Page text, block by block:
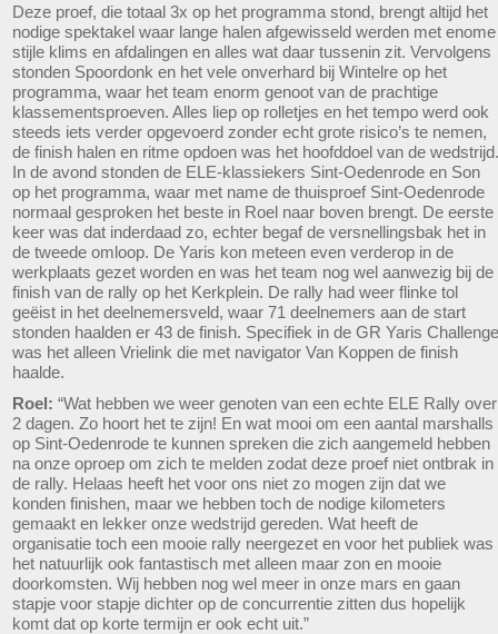
Deze proef, die totaal 3x op het programma stond, brengt altijd het
nodige spektakel waar lange halen afgewisseld werden met enome
stijle klims en afdalingen en alles wat daar tussenin zit. Vervolgens
stonden Spoordonk en het vele onverhard bij Wintelre op het
programma, waar het team enorm genoot van de prachtige
klassementsproeven. Alles liep op rolletjes en het tempo werd ook
steeds iets verder opgevoerd zonder echt grote risico’s te nemen,
de finish halen en ritme opdoen was het hoofddoel van de wedstrijd.
In de avond stonden de ELE-klassiekers Sint-Oedenrode en Son
op het programma, waar met name de thuisproef Sint-Oedenrode
normaal gesproken het beste in Roel naar boven brengt. De eerste
keer was dat inderdaad zo, echter begaf de versnellingsbak het in
de tweede omloop. De Yaris kon meteen even verderop in de
werkplaats gezet worden en was het team nog wel aanwezig bij de
finish van de rally op het Kerkplein. De rally had weer flinke tol
geëist in het deelnemersveld, waar 71 deelnemers aan de start
stonden haalden er 43 de finish. Specifiek in de GR Yaris Challenge
was het alleen Vrielink die met navigator Van Koppen de finish
haalde.
Roel: “Wat hebben we weer genoten van een echte ELE Rally over
2 dagen. Zo hoort het te zijn! En wat mooi om een aantal marshalls
op Sint-Oedenrode te kunnen spreken die zich aangemeld hebben
na onze oproep om zich te melden zodat deze proef niet ontbrak in
de rally. Helaas heeft het voor ons niet zo mogen zijn dat we
konden finishen, maar we hebben toch de nodige kilometers
gemaakt en lekker onze wedstrijd gereden. Wat heeft de
organisatie toch een mooie rally neergezet en voor het publiek was
het natuurlijk ook fantastisch met alleen maar zon en mooie
doorkomsten. Wij hebben nog wel meer in onze mars en gaan
stapje voor stapje dichter op de concurrentie zitten dus hopelijk
komt dat op korte termijn er ook echt uit.”